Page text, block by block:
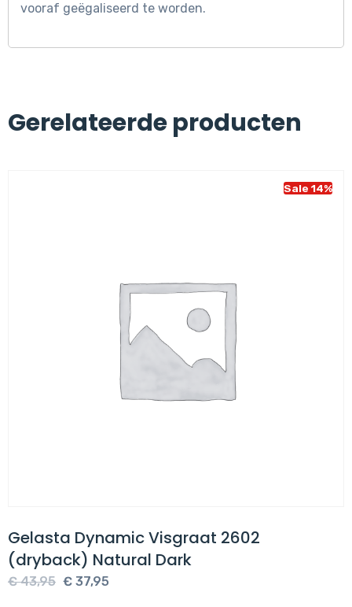
vooraf geëgaliseerd te worden.
Gerelateerde producten
Sale 14%
Gelasta Dynamic Visgraat 2602
(dryback) Natural Dark
€43,95 Oorspronkelijke
€ 37,95